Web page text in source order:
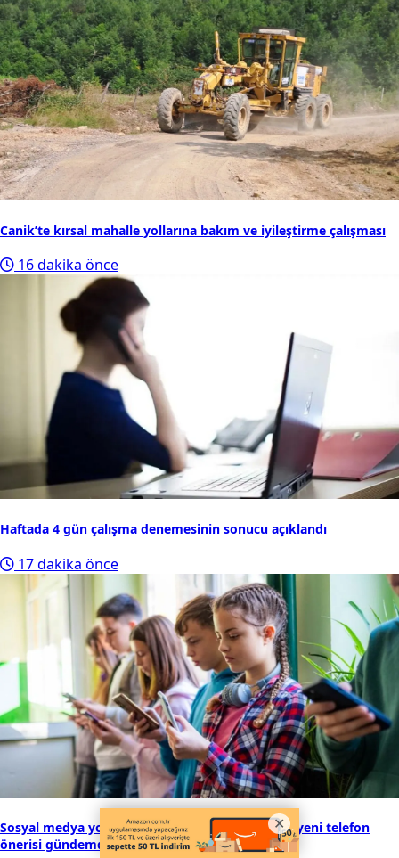
Canik’te kırsal mahalle yollarına bakım ve iyileştirme çalışması
16 dakika önce
Haftada 4 gün çalışma denemesinin sonucu açıklandı
17 dakika önce
Sosyal medya yok, bağımlılık yok: Çocuklar için yeni telefon
önerisi gündemde